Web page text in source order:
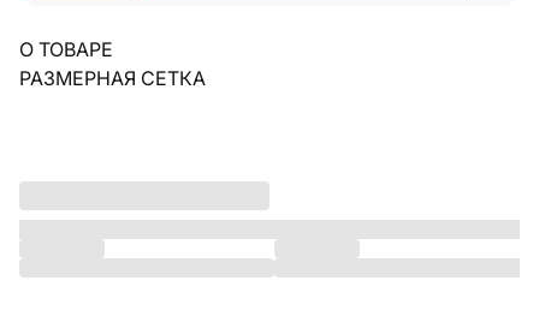
О ТОВАРЕ
РАЗМЕРНАЯ СЕТКА